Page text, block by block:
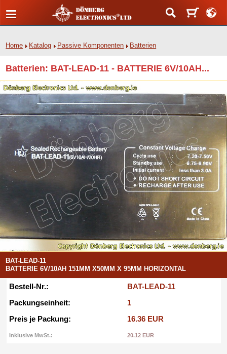
Home Katalog Passive Komponenten Batterien
Batterien: BAT-LEAD-11 - BATTERIE 6V/10AH...
BAT-LEAD-11
BATTERIE 6V/10AH 151MM X50MM X 95MM HORIZONTAL
Bestell-Nr.:
BAT-LEAD-11
Packungseinheit:
1
Preis je Packung:
16.36 EUR
Inklusive MwSt.: 20.12 EUR